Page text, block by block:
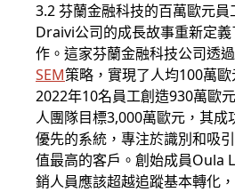
3.2 芬蘭金融科技的百萬歐元員
Draivi公司的成長故事重新定
作。這家芬蘭金融科技公司透
SEM策略，實現了人均100萬
2022年10名員工創造930萬歐
人團隊目標3,000萬歐元，其成
優先的系統，專注於識別和吸
值最高的客戶。創始成員Oula
銷人員應該超越追蹤基本轉化